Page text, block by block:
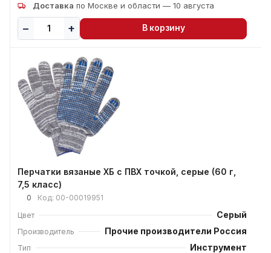
Доставка по Москве и области — 10 августа
В корзину
Перчатки вязаные ХБ с ПВХ точкой, серые (60 г,
7,5 класс)
0 Код: 00-00019951
Цвет
Серый
Производитель Прочие производители Россия
Тип Инструмент